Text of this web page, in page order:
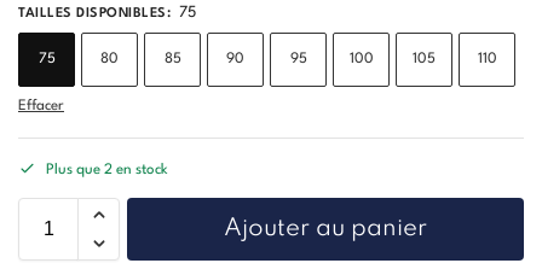
TAILLES DISPONIBLES: 75
75 80 85 90 95 100 105 110
Effacer
Plus que 2 en stock
Ajouter au panier